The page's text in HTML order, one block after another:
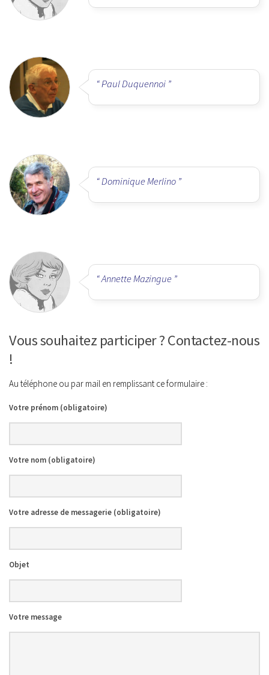
Paul Duquennoi
Dominique Merlino
Annette Mazingue
Vous souhaitez participer ? Contactez-nous
!
Au téléphone ou par mail en remplissant ce formulaire :
Votre prénom (obligatoire)
Votre nom (obligatoire)
Votre adresse de messagerie (obligatoire)
Objet
Votre message